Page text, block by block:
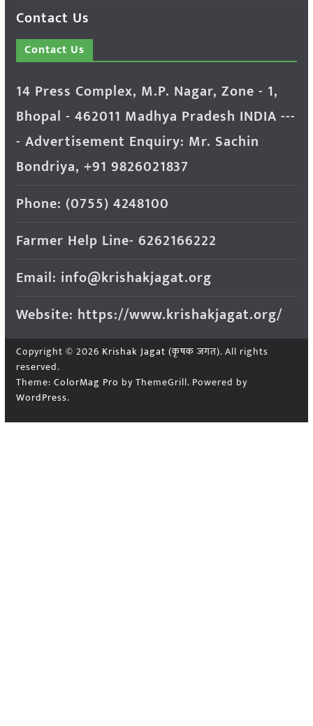
Contact Us
Contact Us
14 Press Complex, M.P. Nagar, Zone - 1,
Bhopal - 462011 Madhya Pradesh INDIA ---
- Advertisement Enquiry: Mr. Sachin
Bondriya, +91 9826021837
Phone: (0755) 4248100
Farmer Help Line- 6262166222
Email: info@krishakjagat.org
Website: https://www.krishakjagat.org/
Copyright © 2026 Krishak Jagat (कृषक जगत). All rights
reserved.
Theme: ColorMag Pro by ThemeGrill. Powered by
WordPress.